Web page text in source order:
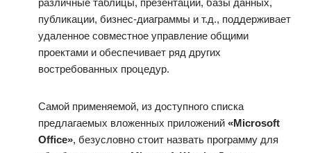
публикации, бизнес-диаграммы и т.д., поддерживает
удаленное совместное управление общими
проектами и обеспечивает ряд других
востребованных процедур.
Самой применяемой, из доступного списка
предлагаемых вложенных приложений «Microsoft
Office», безусловно стоит назвать программу для